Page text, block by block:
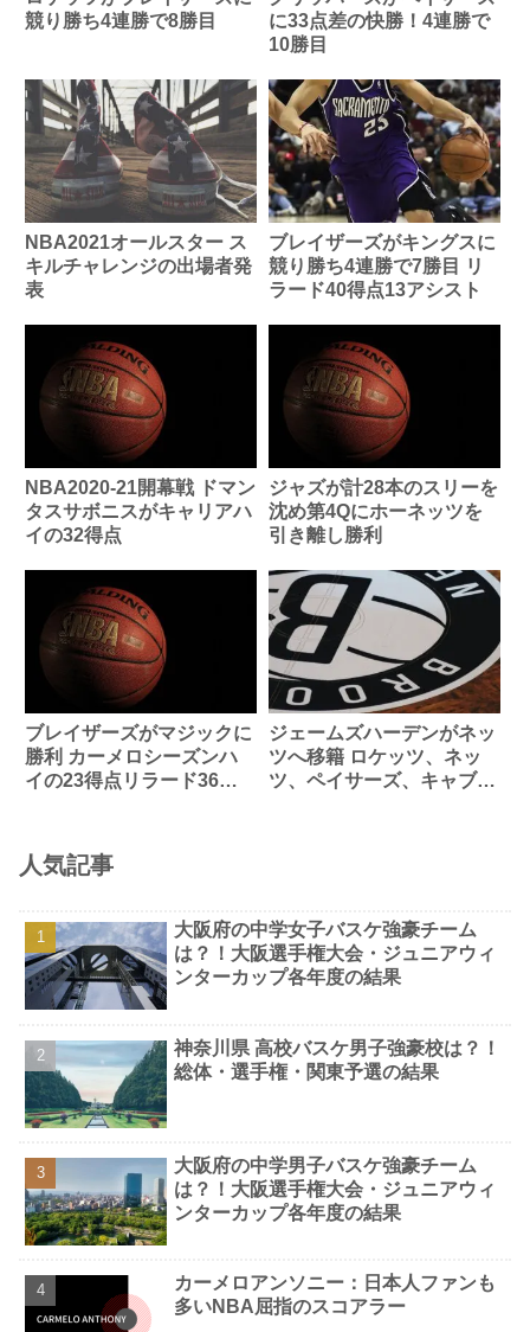
競り勝ち4連勝で8勝目
に33点差の快勝！4連勝で
10勝目
NBA2021オールスター ス
キルチャレンジの出場者発
表
ブレイザーズがキングスに
競り勝ち4連勝で7勝目 リ
ラード40得点13アシスト
NBA2020-21開幕戦 ドマン
タスサボニスがキャリアハ
イの32得点
ジャズが計28本のスリーを
沈め第4Qにホーネッツを
引き離し勝利
ブレイザーズがマジックに
勝利 カーメロシーズンハ
イの23得点リラード36得
ジェームズハーデンがネッ
ツへ移籍 ロケッツ、ネッ
ツ、ペイサーズ、キャブス
人気記事
大阪府の中学女子バスケ強豪チーム
は？！大阪選手権大会・ジュニアウィ
ンターカップ各年度の結果
神奈川県 高校バスケ男子強豪校は？！
総体・選手権・関東予選の結果
大阪府の中学男子バスケ強豪チーム
は？！大阪選手権大会・ジュニアウィ
ンターカップ各年度の結果
カーメロアンソニー：日本人ファンも
多いNBA屈指のスコアラー